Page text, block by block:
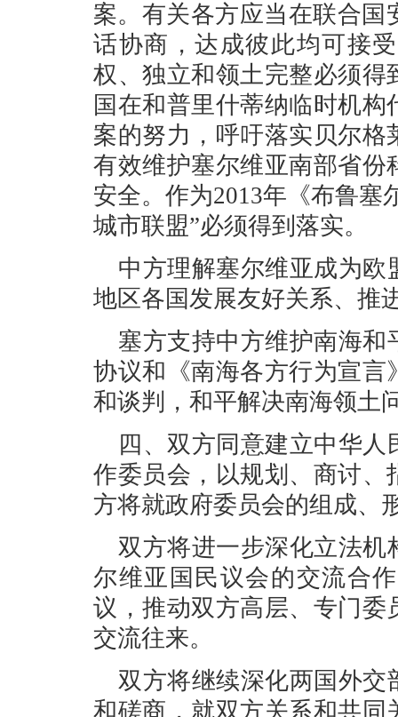
案。有关各方应当在联合国
话协商，达成彼此均可接
权、独立和领土完整必须
国在和普里什蒂纳临时机
案的努力，呼吁落实贝尔
有效维护塞尔维亚南部省
安全。作为2013年《布鲁塞
城市联盟”必须得到落实。
中方理解塞尔维亚成为
地区各国发展友好关系、推
塞方支持中方维护南海
协议和《南海各方行为宣
和谈判，和平解决南海领土
四、双方同意建立中华
作委员会，以规划、商讨
方将就政府委员会的组成、
双方将进一步深化立法机
尔维亚国民议会的交流合
议，推动双方高层、专门
交流往来。
双方将继续深化两国外交
和磋商，就双方关系和共